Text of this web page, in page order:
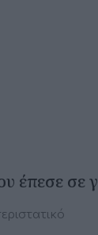
έπεσε